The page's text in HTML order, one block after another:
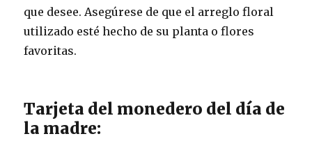
que desee. Asegúrese de que el arreglo floral
utilizado esté hecho de su planta o flores
favoritas.
Tarjeta del monedero del día de
la madre: